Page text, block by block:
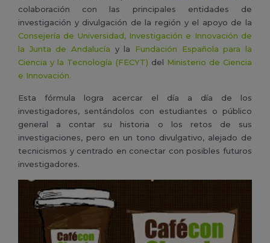
colaboración con las principales entidades de
investigación y divulgación de la región y el apoyo de la
Consejería de Universidad, Investigación e Innovación de
la Junta de Andalucía y la Fundación Española para la
Ciencia y la Tecnología (FECYT) del Ministerio de Ciencia
e Innovación.
Esta fórmula logra acercar el día a día de los
investigadores, sentándolos con estudiantes o público
general a contar su historia o los retos de sus
investigaciones, pero en un tono divulgativo, alejado de
tecnicismos y centrado en conectar con posibles futuros
investigadores.